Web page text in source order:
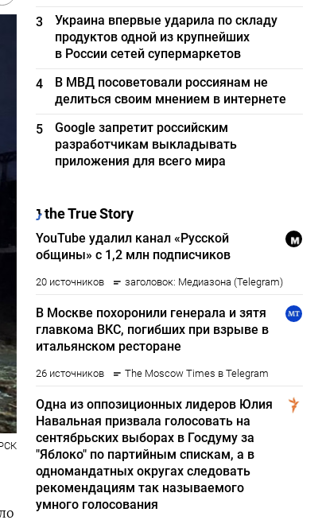
3
Украина впервые ударила по складу
продуктов одной из крупнейших
в России сетей супермаркетов
4
В МВД посоветовали россиянам не
делиться своим мнением в интернете
5
Google запретит российским
разработчикам выкладывать
приложения для всего мира